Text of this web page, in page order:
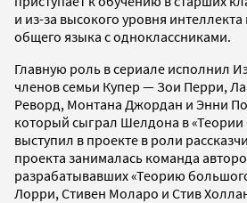
и из-за высокого уровня
общего языка с одноклассниками.
Главную роль в сериале исполнил
членов семьи Купер — Зои Перри,
Реворд, Монтана Джордан и Энни
который сыграл Шелдона в
выступил в проекте в роли
проекта занималась команда
разрабатывавших «Теорию
Лорри, Стивен Моларо и Стив